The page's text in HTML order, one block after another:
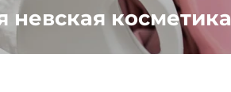
невская косметика